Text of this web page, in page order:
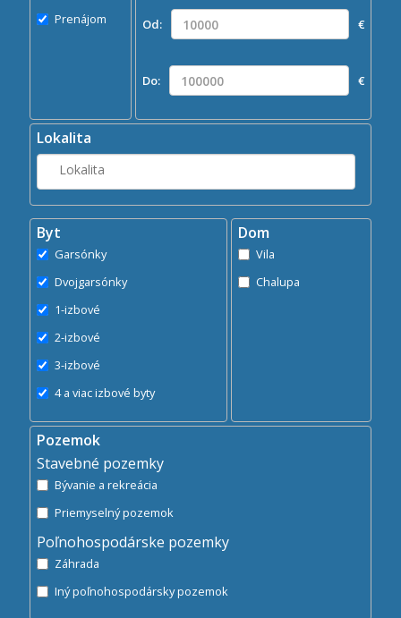
Hľadaj
Prenájom
Od: €
Do: €
Lokalita
Byt
Garsónky
Dvojgarsónky
1-izbové
2-izbové
3-izbové
4 a viac izbové byty
Dom
Vila
Chalupa
Pozemok
Stavebné pozemky
Bývanie a rekreácia
Priemyselný pozemok
Poľnohospodárske pozemky
Záhrada
Iný poľnohospodársky pozemok